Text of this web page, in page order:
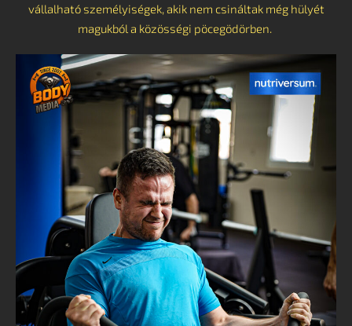
vállalható személyiségek, akik nem csináltak még hülyét
magukból a közösségi pöcegödörben.